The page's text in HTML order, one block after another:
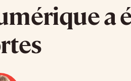
a